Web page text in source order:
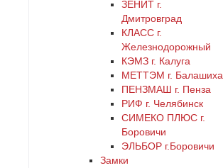
ЗЕНИТ г.
Дмитровград
КЛАСС г.
Железнодорожный
КЭМЗ г. Калуга
МЕТТЭМ г. Балашиха
ПЕНЗМАШ г. Пенза
РИФ г. Челябинск
СИМЕКО ПЛЮС г.
Боровичи
ЭЛЬБОР г.Боровичи
Замки